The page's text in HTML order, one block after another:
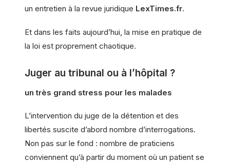
un entretien à la revue juridique LexTimes.fr.
Et dans les faits aujourd’hui, la mise en pratique de
la loi est proprement chaotique.
Juger au tribunal ou à l’hôpital ?
un très grand stress pour les malades
L’intervention du juge de la détention et des
libertés suscite d’abord nombre d’interrogations.
Non pas sur le fond : nombre de praticiens
conviennent qu’à partir du moment où un patient se